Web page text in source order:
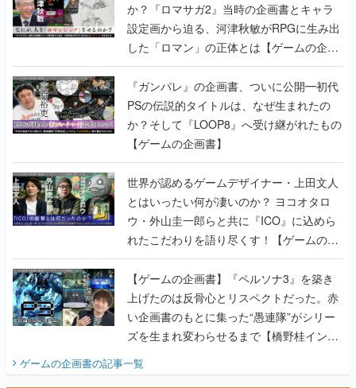
か？『ロマサガ2』当時の企画書とキャラ
設定画から迫る、河津秋敏がRPGに生み出
した「ロマン」の正体とは【ゲームの企画
書】
『ガンパレ』の企画書、ついに公開━初代
PSの伝説的タイトルは、なぜ生まれたの
か？そして『LOOP8』へ受け継がれたもの
【ゲームの企画書】
世界が認めるゲームデザイナー・上田文人
とはいったい何が凄いのか？ ヨコオタロ
ウ・外山圭一郎らと共に『ICO』に込めら
れたこだわりを語り尽くす！【ゲームの企
画書】
【ゲームの企画書】『ペルソナ3』を築き
上げたのは反骨心とリスペクトだった。赤
い企画書のもとに集った“愚連隊”がシリー
ズを生まれ変わらせるまで【橋野桂インタ
ビュー】
ゲームの企画書の記事一覧